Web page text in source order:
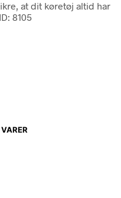
at dit køretøj altid har
8105